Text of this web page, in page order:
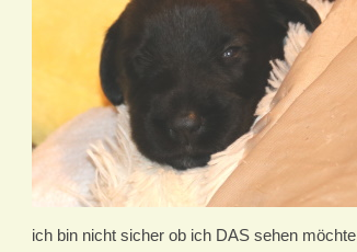
ich bin nicht sicher ob ich DAS sehen möchte